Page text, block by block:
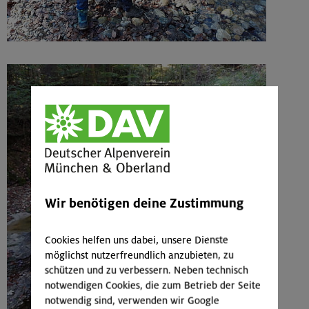
Wir benötigen deine Zustimmung
Cookies helfen uns dabei, unsere Dienste
möglichst nutzerfreundlich anzubieten, zu
schützen und zu verbessern. Neben technisch
notwendigen Cookies, die zum Betrieb der Seite
notwendig sind, verwenden wir Google